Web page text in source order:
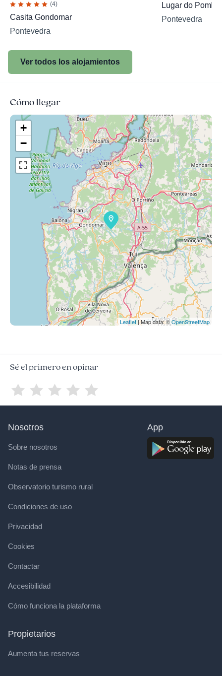
(4)
Casita Gondomar
Pontevedra
Lugar do Pombal
Pontevedra
Ver todos los alojamientos
Cómo llegar
+
−
Leaflet | Map data: ©OpenStreetMap
Sé el primero en opinar
Nosotros
Sobre nosotros
Notas de prensa
Observatorio turismo rural
Condiciones de uso
Privacidad
Cookies
Contactar
Accesibilidad
Cómo funciona la plataforma
Propietarios
Aumenta tus reservas
App